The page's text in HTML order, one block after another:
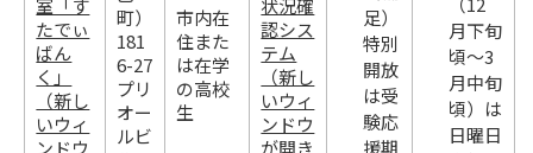
室「す
たでぃ
ばん
く」
（新し
いウィ
ンドウ
町）
181
6-27
プリ
オー
ルビ
市内在
住また
は在学
の高校
生
状況確
認シス
テム
（新し
いウィ
ンドウ
が開き
足）
特別
開放
は受
験応
援期
月下旬
頃～3
月中旬
頃）は
日曜日